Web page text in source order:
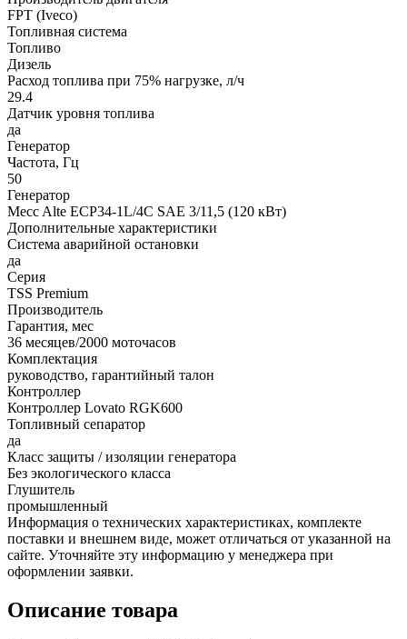
FPT (Iveco)
Топливная система
Топливо
Дизель
Расход топлива при 75% нагрузке, л/ч
29.4
Датчик уровня топлива
да
Генератор
Частота, Гц
50
Генератор
Mecc Alte ECP34-1L/4C SAE 3/11,5 (120 кВт)
Дополнительные характеристики
Система аварийной остановки
да
Серия
TSS Premium
Производитель
Гарантия, мес
36 месяцев/2000 моточасов
Комплектация
руководство, гарантийный талон
Контроллер
Контроллер Lovato RGK600
Топливный сепаратор
да
Класс защиты / изоляции генератора
Без экологического класса
Глушитель
промышленный
Информация о технических характеристиках, комплекте
поставки и внешнем виде, может отличаться от указанной на
сайте. Уточняйте эту информацию у менеджера при
оформлении заявки.
Описание товара